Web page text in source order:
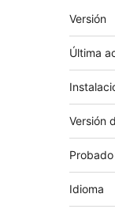
Meta
Versión
Última
Versión
Idioma